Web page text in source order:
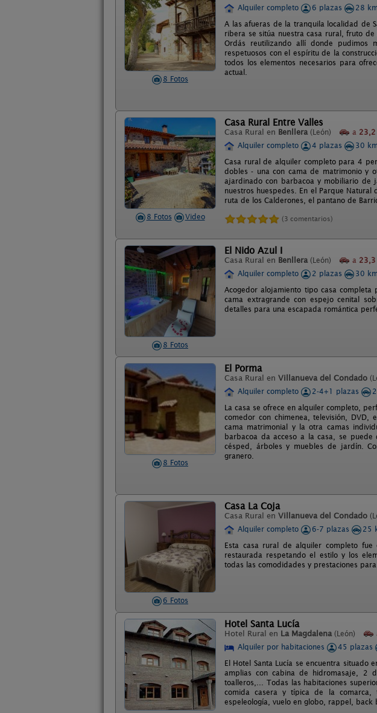
8 Fotos
Alquiler completo
6 plazas
28
A las afueras de la tranquila localidad de
ribera se sitúa nuestra casa rural, fruto
Ordás reutilizando allí donde pudimos
respetuosos con el espíritu de la
todos los elementos necesarios para
actual.
8 Fotos Video
Casa Rural Entre Valles
Casa Rural en Benllera (León) a
Alquiler completo
4 plazas 30
Casa rural de alquiler completo para 4
dobles - una con cama de matrimonio y
ajardinado con barbacoa y mobiliario de
nuestros huespedes. En el Parque
ruta de los Calderones, el pantano de
(3 comentarios)
8 Fotos
El Nido Azul I
Casa Rural en Benllera (León) a
Alquiler completo
2 plazas
30
Acogedor alojamiento tipo casa
cama extragrande con espejo cenital
detalles para una escapada romántica
8 Fotos
El Porma
Casa Rural en Villanueva del Condado
Alquiler completo
2-4+1 plazas
La casa se ofrece en alquiler completo,
comedor con chimenea, televisión, DVD,
cama matrimonial y la otra camas
barbacoa da acceso a la casa, se
césped, árboles y muebles de jardín.
granero.
6 Fotos
Casa La Coja
Casa Rural en Villanueva del Condado
Alquiler completo
6-7 plazas
25
Esta casa rural de alquiler completo
restaurada respetando el estilo y los
todas las comodidades y prestaciones
Hotel Santa Lucía
Hotel Rural en La Magdalena (León)
Alquiler por habitaciones
45 plazas
El Hotel Santa Lucía se encuentra situado
amplias con cabina de hidromasaje, 2
toalleros,... Todas las habitaciones
comida casera y típica de la comarca,
espeleología, vuelo en globo, rappel, back